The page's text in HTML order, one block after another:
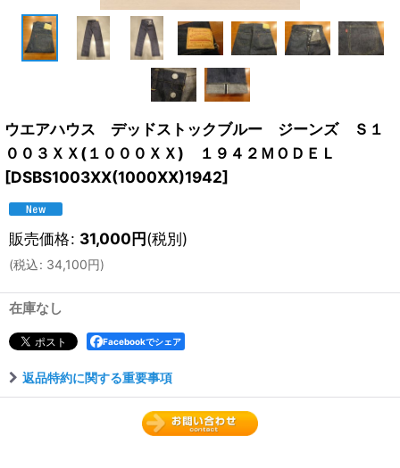
ウエアハウス デッドストックブルー ジーンズ Ｓ１
００３ＸＸ(１０００ＸＸ) １９４２ＭＯＤＥＬ
[DSBS1003XX(1000XX)1942]
販売価格: 31,000円(税別)
(税込: 34,100円)
在庫なし
Facebookでシェア
返品特約に関する重要事項